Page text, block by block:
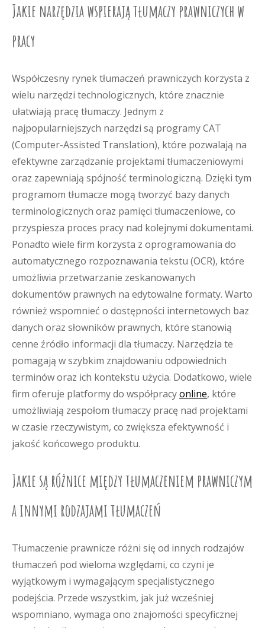
Jakie narzędzia wspierają tłumaczy prawniczych w
pracy
Współczesny rynek tłumaczeń prawniczych korzysta z
wielu narzędzi technologicznych, które znacznie
ułatwiają pracę tłumaczy. Jednym z
najpopularniejszych narzędzi są programy CAT
(Computer-Assisted Translation), które pozwalają na
efektywne zarządzanie projektami tłumaczeniowymi
oraz zapewniają spójność terminologiczną. Dzięki tym
programom tłumacze mogą tworzyć bazy danych
terminologicznych oraz pamięci tłumaczeniowe, co
przyspiesza proces pracy nad kolejnymi dokumentami.
Ponadto wiele firm korzysta z oprogramowania do
automatycznego rozpoznawania tekstu (OCR), które
umożliwia przetwarzanie zeskanowanych
dokumentów prawnych na edytowalne formaty. Warto
również wspomnieć o dostępności internetowych baz
danych oraz słowników prawnych, które stanowią
cenne źródło informacji dla tłumaczy. Narzędzia te
pomagają w szybkim znajdowaniu odpowiednich
terminów oraz ich kontekstu użycia. Dodatkowo, wiele
firm oferuje platformy do współpracyonline, które
umożliwiają zespołom tłumaczy pracę nad projektami
w czasie rzeczywistym, co zwiększa efektywność i
jakość końcowego produktu.
Jakie są różnice między tłumaczeniem prawniczym
a innymi rodzajami tłumaczeń
Tłumaczenie prawnicze różni się od innych rodzajów
tłumaczeń pod wieloma względami, co czyni je
wyjątkowym i wymagającym specjalistycznego
podejścia. Przede wszystkim, jak już wcześniej
wspomniano, wymaga ono znajomości specyficznej